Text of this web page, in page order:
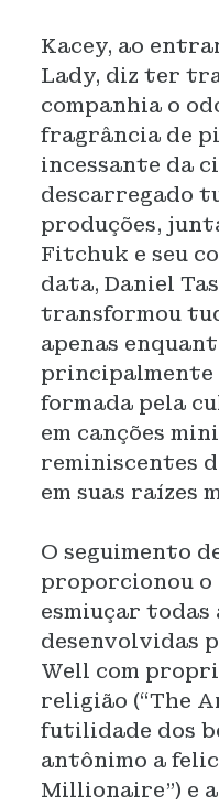
Kacey, ao
Lady, diz ter
companhia o
fragrância de
incessante da
descarregado
produções,
Fitchuk e seu
data, Daniel
transformou
apenas
principalmente
formada pela
em canções
reminiscentes
em suas raízes
O seguimento
proporcionou o
esmiuçar todas
desenvolvidas
Well com
religião (“The
futilidade dos
antônimo a
Millionaire”) e